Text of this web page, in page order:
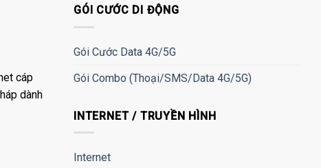
cáp
dành
GÓI CƯỚC DI ĐỘNG
Gói Cước Data 4G/5G
Gói Combo (Thoại/SMS/Data 4G/5G)
INTERNET / TRUYỀN HÌNH
Internet